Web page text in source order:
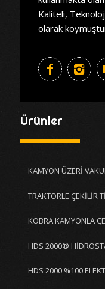
Kaliteli,
olarak
Ürünler
KAMYON ÜZERİ
TRAKTÖRLE ÇEKİLİR
KOBRA KAMYONLA
HDS 2000®
HDS 2000 %100